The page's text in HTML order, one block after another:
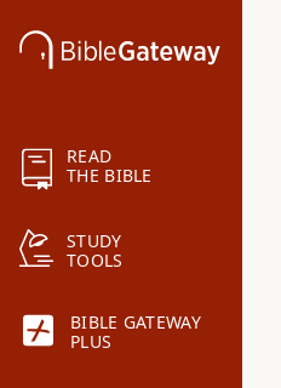
READ
THE BIBLE
STUDY
TOOLS
BIBLE GATEWAY
PLUS